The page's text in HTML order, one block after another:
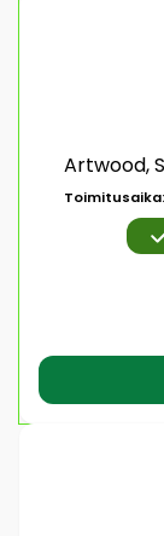
Artwood,
Toimitusaika: